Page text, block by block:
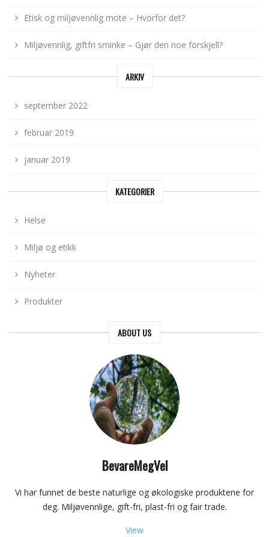
Etisk og miljøvennlig mote – Hvorfor det?
Miljøvennlig, giftfri sminke – Gjør den noe forskjell?
ARKIV
september 2022
februar 2019
januar 2019
KATEGORIER
Helse
Miljø og etikk
Nyheter
Produkter
ABOUT US
BevareMegVel
Vi har funnet de beste naturlige og økologiske produktene for
deg. Miljøvennlige, gift-fri, plast-fri og fair trade.
View